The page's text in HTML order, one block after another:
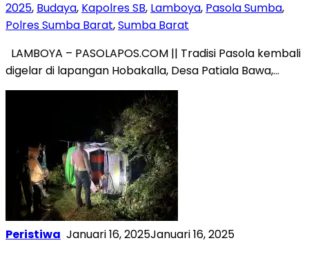
2025, Budaya, Kapolres SB, Lamboya, Pasola Sumba,
Polres Sumba Barat,Sumba Barat
LAMBOYA – PASOLAPOS.COM || Tradisi Pasola kembali
digelar di lapangan Hobakalla, Desa Patiala Bawa,…
Peristiwa Januari 16, 2025Januari 16, 2025